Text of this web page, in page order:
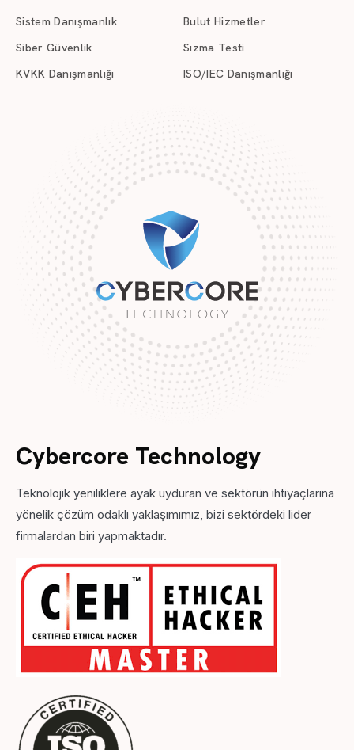
Sistem Danışmanlık
Siber Güvenlik
KVKK Danışmanlığı
Bulut Hizmetler
Sızma Testi
ISO/IEC Danışmanlığı
Cybercore Technology
Teknolojik yeniliklere ayak uyduran ve sektörün ihtiyaçlarına
yönelik çözüm odaklı yaklaşımımız, bizi sektördeki lider
firmalardan biri yapmaktadır.